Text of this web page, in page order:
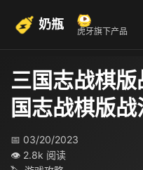
奶瓶 虎牙旗下产品
三国志战棋
国志战棋版
📅 03/20/2023
👁 2.8k 阅读